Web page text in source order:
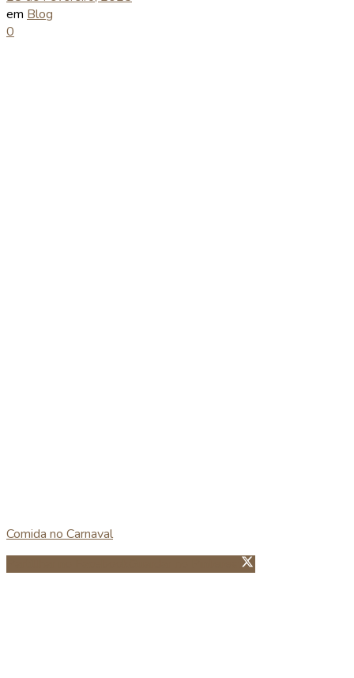
em Blog
0
Comida no Carnaval
Guardar no Pinterest